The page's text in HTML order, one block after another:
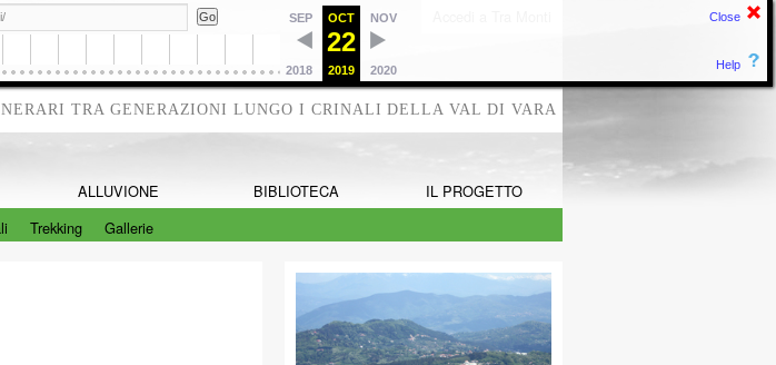
SEP OCT NOV
22
2018 2019 2020
Close
Help
TRA GENERAZIONI LUNGO I CRINALI DELLA VAL DI VARA
ALLUVIONE BIBLIOTECA
IL PROGETTO
Trekking Gallerie